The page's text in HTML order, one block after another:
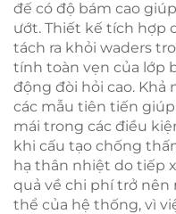
đế có độ bám cao
ướt. Thiết kế tích hợp
tách ra khỏi waders
tính toàn vẹn của lớp
động đòi hỏi cao.
các mẫu tiên tiến
mái trong các điều
khi cấu tạo chống
hạ thân nhiệt do tiếp
quả về chi phí trở
thể của hệ thống, vì